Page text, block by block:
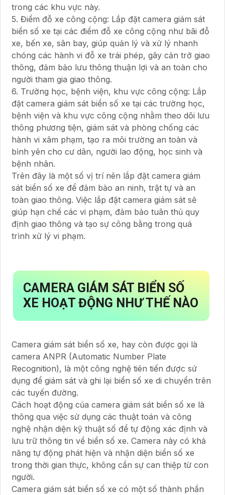
trong các khu vực này.
5. Điểm đỗ xe công cộng: Lắp đặt camera giám sát
biển số xe tại các điểm đỗ xe công cộng như bãi đỗ
xe, bến xe, sân bay, giúp quản lý và xử lý nhanh
chóng các hành vi đỗ xe trái phép, gây cản trở giao
thông, đảm bảo lưu thông thuận lợi và an toàn cho
người tham gia giao thông.
6. Trường học, bệnh viện, khu vực công cộng: Lắp
đặt camera giám sát biển số xe tại các trường học,
bệnh viện và khu vực công cộng nhằm theo dõi lưu
thông phương tiện, giám sát và phòng chống các
hành vi xâm phạm, tạo ra môi trường an toàn và
bình yên cho cư dân, người lao động, học sinh và
bệnh nhân.
Trên đây là một số vị trí nên lắp đặt camera giám
sát biển số xe để đảm bảo an ninh, trật tự và an
toàn giao thông. Việc lắp đặt camera giám sát sẽ
giúp hạn chế các vi phạm, đảm bảo tuân thủ quy
định giao thông và tạo sự công bằng trong quá
trình xử lý vi phạm.
CAMERA GIÁM SÁT BIỂN SỐ
XE HOẠT ĐỘNG NHƯ THẾ NÀO
Camera giám sát biển số xe, hay còn được gọi là
camera ANPR (Automatic Number Plate
Recognition), là một công nghệ tiên tiến được sử
dụng để giám sát và ghi lại biển số xe di chuyển trên
các tuyến đường.
Cách hoạt động của camera giám sát biển số xe là
thông qua việc sử dụng các thuật toán và công
nghệ nhận diện kỹ thuật số để tự động xác định và
lưu trữ thông tin về biển số xe. Camera này có khả
năng tự động phát hiện và nhận diện biển số xe
trong thời gian thực, không cần sự can thiệp từ con
người.
Camera giám sát biển số xe có một số thành phần